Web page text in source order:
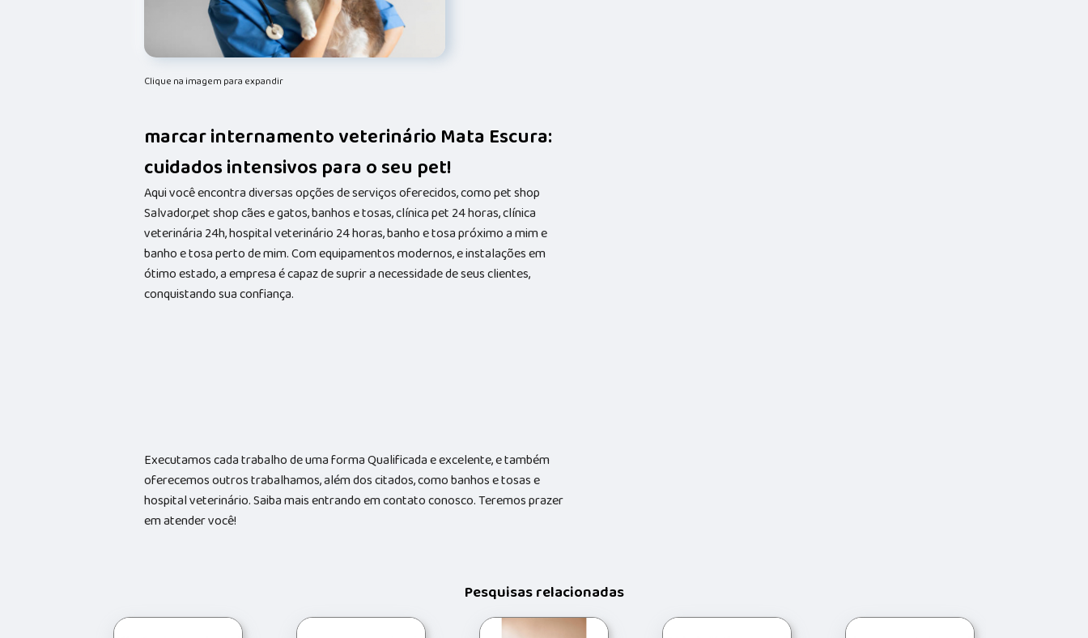
Clique na imagem para expandir
marcar internamento veterinário Mata Escura:
cuidados intensivos para o seu pet!
Aqui você encontra diversas opções de serviços oferecidos, como pet shop
Salvador,pet shop cães e gatos, banhos e tosas, clínica pet 24 horas, clínica
veterinária 24h, hospital veterinário 24 horas, banho e tosa próximo a mim e
banho e tosa perto de mim. Com equipamentos modernos, e instalações em
ótimo estado, a empresa é capaz de suprir a necessidade de seus clientes,
conquistando sua confiança.
Executamos cada trabalho de uma forma Qualificada e excelente, e também
oferecemos outros trabalhamos, além dos citados, como banhos e tosas e
hospital veterinário. Saiba mais entrando em contato conosco. Teremos prazer
em atender você!
Pesquisas relacionadas